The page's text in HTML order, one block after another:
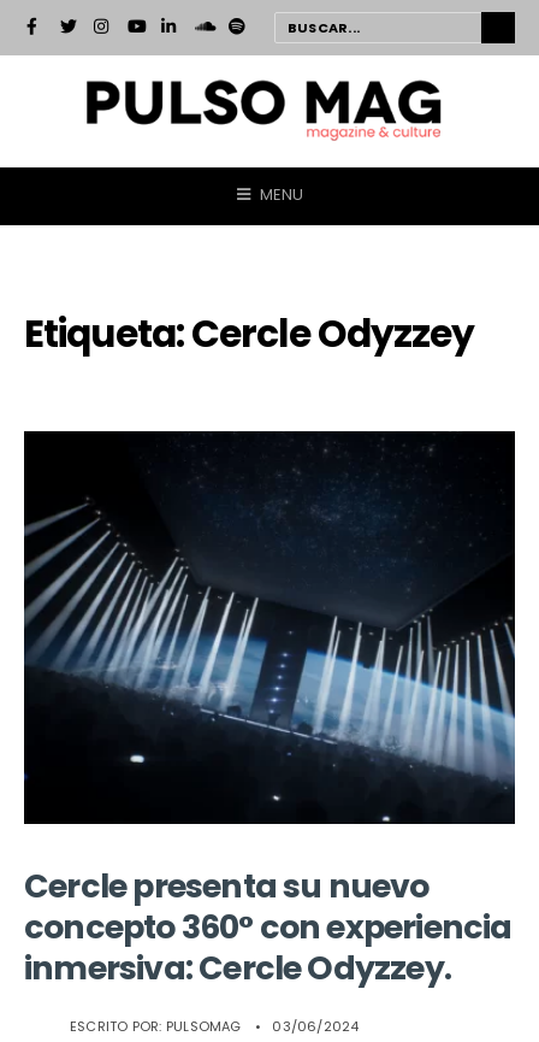
MENU
Etiqueta:Cercle Odyzzey
Cercle presenta su nuevo
concepto 360° con experiencia
inmersiva: Cercle Odyzzey.
ESCRITO POR: PULSOMAG • 03/06/2024